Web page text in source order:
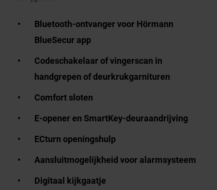
Bluetooth-ontvanger voor Hörmann
BlueSecur app
Codeschakelaar of vingerscan in
handgrepen of deurkrukgarnituren
Comfort sloten
E-opener en SmartKey-deuraandrijving
ECturn openingshulp
Aansluitmogelijkheid voor alarmsysteem
Digitaal kijkgaatje